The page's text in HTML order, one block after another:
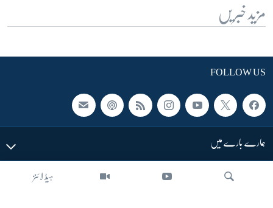
ہیڈ لائنز
مزید خبریں
FOLLOW US
ہمارے بارے میں